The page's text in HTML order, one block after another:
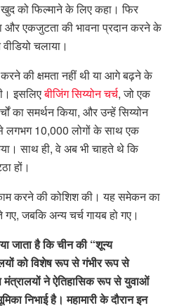
खुद को फिल्माने के लिए कहा। फिर
और एकजुटता की भावना प्रदान करने के
चलाया।
की क्षमता नहीं थी या आगे बढ़ने के
इसलिएबीजिंग सिय्योन चर्च, जो एक
का समर्थन किया, और उन्हें सिय्योन
से लगभग 10,000 लोगों के साथ एक
साथ ही, वे अब भी चाहते थे कि
हों।
करने की कोशिश की। यह समेकन का
जबकि अन्य चर्च गायब हो गए।
जाता है कि चीन की “शून्य
को विशेष रूप से गंभीर रूप से
ने ऐतिहासिक रूप से युवाओं
निभाई है। महामारी के दौरान इन